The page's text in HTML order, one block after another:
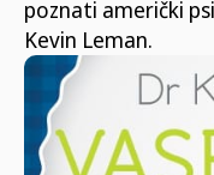
poznati američki
Kevin Leman.